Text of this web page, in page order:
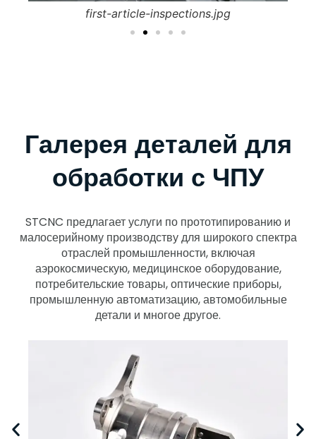
first-article-inspections.jpg
Галерея деталей для
обработки с ЧПУ
STCNC предлагает услуги по прототипированию и
малосерийному производству для широкого спектра
отраслей промышленности, включая
аэрокосмическую, медицинское оборудование,
потребительские товары, оптические приборы,
промышленную автоматизацию, автомобильные
детали и многое другое.